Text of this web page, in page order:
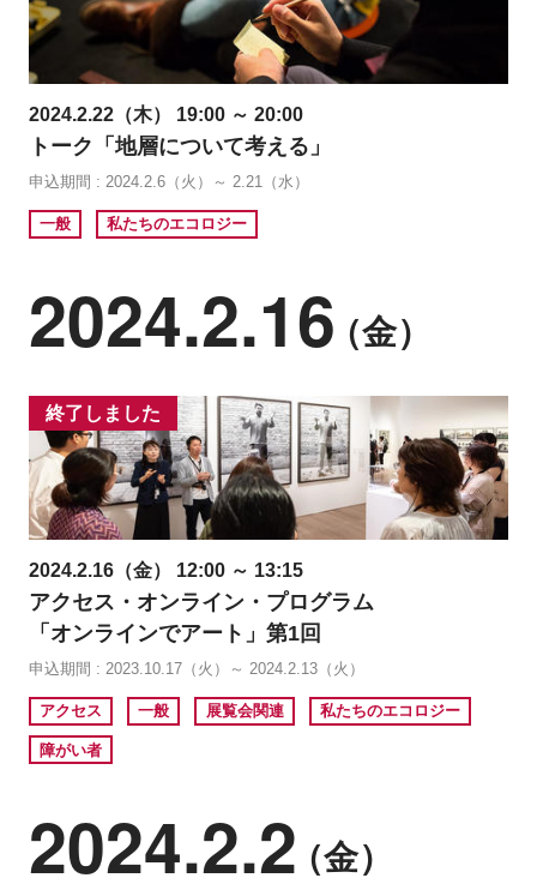
2024.2.22（木） 19:00 ～ 20:00
トーク「地層について考える」
申込期間 : 2024.2.6（火）～ 2.21（水）
一般 私たちのエコロジー
2024.2.16（金）
終了しました
2024.2.16（金） 12:00 ～ 13:15
アクセス・オンライン・プログラム
「オンラインでアート」第1回
申込期間 : 2023.10.17（火）～ 2024.2.13（火）
アクセス 一般 展覧会関連 私たちのエコロジー
障がい者
2024.2.2（金）